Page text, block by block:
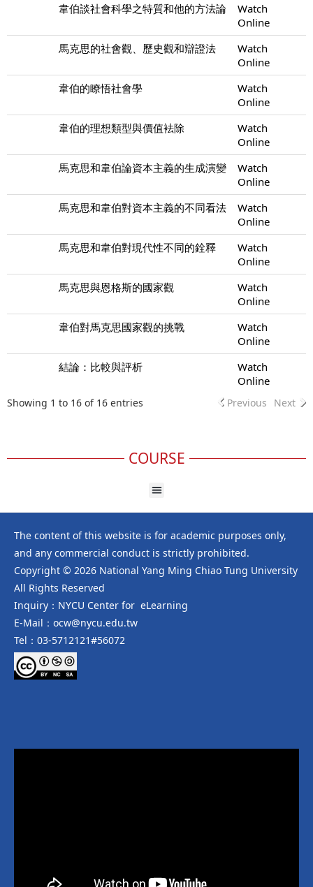
韋伯談社會科學之特質和他的方法論
Watch
Online
馬克思的社會觀、歷史觀和辯證法
Watch
Online
韋伯的瞭悟社會學
Watch
Online
韋伯的理想類型與價值袪除
Watch
Online
馬克思和韋伯論資本主義的生成演變
Watch
Online
馬克思和韋伯對資本主義的不同看法
Watch
Online
馬克思和韋伯對現代性不同的銓釋
Watch
Online
馬克思與恩格斯的國家觀
Watch
Online
韋伯對馬克思國家觀的挑戰
Watch
Online
結論：比較與評析
Watch
Online
Showing 1 to 16 of 16 entries Previous Next
COURSE
The content of this website is for academic purposes only,
and any commercial conduct is strictly prohibited.
Copyright © 2026 National Yang Ming Chiao Tung University
All Rights Reserved
Inquiry：NYCU Center for eLearning
E-Mail：ocw@nycu.edu.tw
Tel：03-5712121#56072